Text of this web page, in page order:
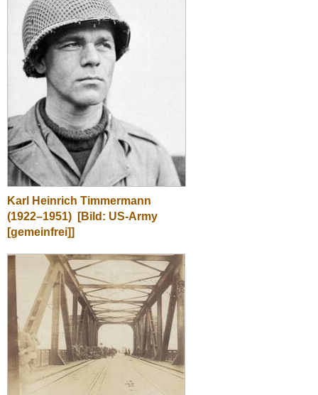
Karl Heinrich Timmermann
(1922–1951)
[Bild: US-Army
[gemeinfrei]]